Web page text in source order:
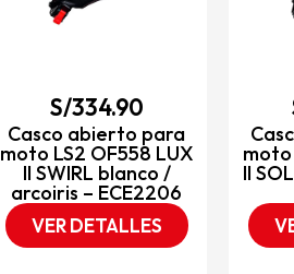
S/334.90
Casco abierto para
moto LS2 OF558 LUX
II SWIRL blanco /
arcoiris – ECE2206
VER DETALLES
moto
II